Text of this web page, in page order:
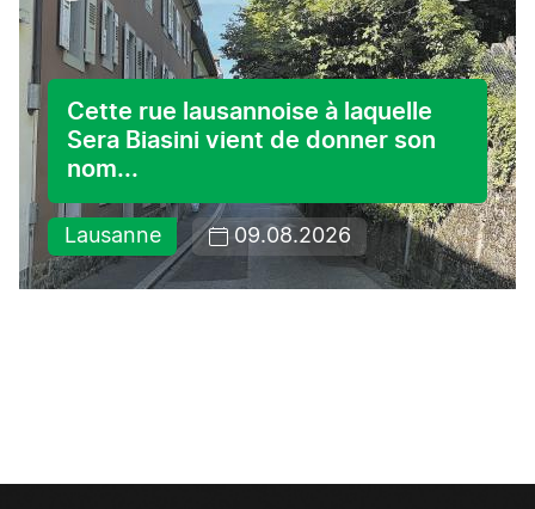
Cette rue lausannoise à laquelle
Sera Biasini vient de donner son
nom...
Lausanne 09.08.2026